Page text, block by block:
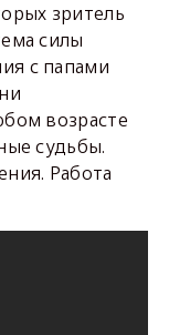
зритель
силы
с папами
возрасте
судьбы.
Работа